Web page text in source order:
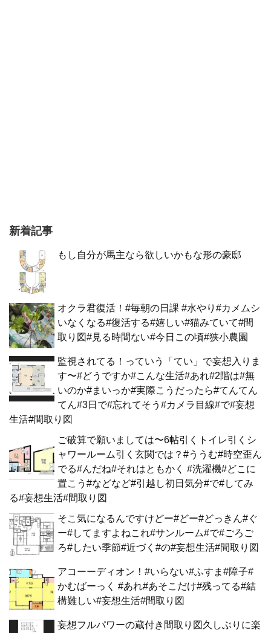
新着記事
もし自分が馬主なら欲しいかもな形の豪邸
オクラ君復活！#毎朝の日課 #水やり#カメムシ
いなくなる#復活する#嬉しい#猫みていて#間
取り図#見る時間ない#今日この頃#狭小農園
監視されてる！っていう「てい」で妄想入りま
す〜#どうですか#こんな生活#あれ#2階は#無
いのか#まいっか#実際こうだったら#てんてん
てん#3日で#忘れてそう#カメラ目線#で#妄想
生活#間取り図
ご破算で願いましては〜6帖引くトイレ引くシ
ャワールーム引く玄関では？#ううむ#時空歪ん
でる#んだね#それはともかく #洗濯機#どこに
置こう#などなど#引越し初日気分#で#してみ
る#妄想生活#間取り図
そこ気になるんですけどー#どー#どっきん#ぐ
ー#してますよねこれ#サンルーム#で#ごろご
ろ#したい季節#近づく#の#妄想生活#間取り図
アコーーディオン！#いらない#ふすま#障子#
かむばーっく #あれ#あそこだけ#残ってる#結
構難しい#妄想生活#間取り図
妄想フルパワーの蔵付き間取り図久しぶりに楽